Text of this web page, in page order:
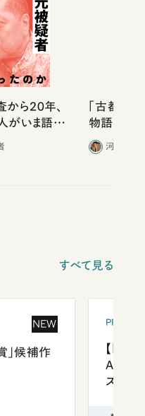
ら20年、
いま語り
「古都」
物語」に
河野有
すべて見る
NEW
」候補作
【「新
ズプレ